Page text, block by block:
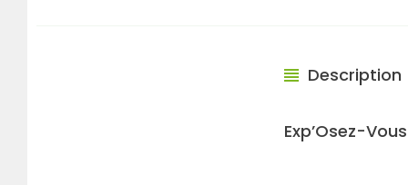
Description
Exp’Osez-